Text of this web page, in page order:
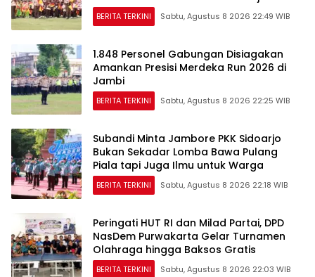
BERITA TERKINI Sabtu, Agustus 8 2026 22:49 WIB
1.848 Personel Gabungan Disiagakan
Amankan Presisi Merdeka Run 2026 di
Jambi
BERITA TERKINI Sabtu, Agustus 8 2026 22:25 WIB
Subandi Minta Jambore PKK Sidoarjo
Bukan Sekadar Lomba Bawa Pulang
Piala tapi Juga Ilmu untuk Warga
BERITA TERKINI Sabtu, Agustus 8 2026 22:18 WIB
Peringati HUT RI dan Milad Partai, DPD
NasDem Purwakarta Gelar Turnamen
Olahraga hingga Baksos Gratis
BERITA TERKINI Sabtu, Agustus 8 2026 22:03 WIB